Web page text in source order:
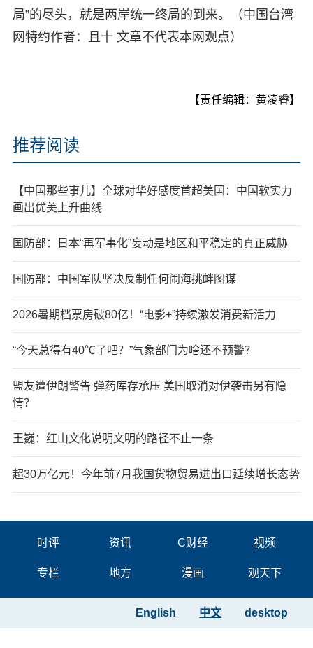
局”的尽头，就是两岸统一终局的到来。（中国台湾
网特约作者：且十 文章不代表本网观点）
【责任编辑：黄凌睿】
推荐阅读
【中国那些事儿】全球对华好感度首超美国：中国软实力
画出优美上升曲线
国防部：日本“再军事化”妄动是地区和平稳定的真正威胁
国防部：中国军队坚决反制任何闹海挑衅图谋
2026暑期档票房破80亿！“电影+”持续激发消费新活力
“今天总得有40℃了吧？”气象部门为啥还不预警？
盟友遭伊朗警告 弹药库存承压 美国取消对伊袭击另有隐
情？
王巍：红山文化说明文明的路径不止一条
超30万亿元！今年前7月我国货物贸易进出口延续增长态势
时评 资讯 C财经 视频
专栏 地方 漫画 观天下
desktop
中文
English